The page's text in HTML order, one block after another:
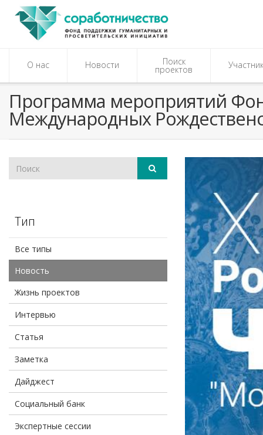
О нас Новости Поиск
проектов
Программа мероприятий
Международных
Тип
Все типы
Новость
Жизнь проектов
Интервью
Статья
Заметка
Дайджест
Социальный банк
Экспертные сессии